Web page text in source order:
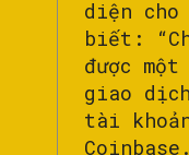
diện
biết:
được
giao
tài